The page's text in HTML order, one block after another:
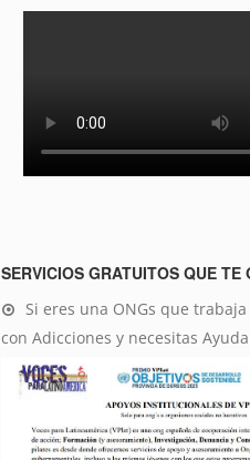
SERVICIOS GRATUITOS QUE TE
Si eres una ONGs que trabaja
con Adicciones y necesitas Ayuda